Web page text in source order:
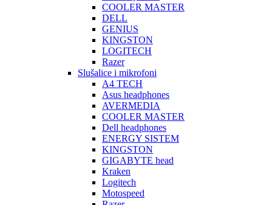
COOLER MASTER
DELL
GENIUS
KINGSTON
LOGITECH
Razer
Slušalice i mikrofoni
A4 TECH
Asus headphones
AVERMEDIA
COOLER MASTER
Dell headphones
ENERGY SISTEM
KINGSTON
GIGABYTE head
Kraken
Logitech
Motospeed